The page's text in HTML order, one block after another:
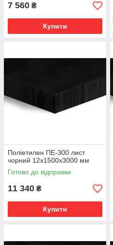
7 560 ₴
Купити
Поліетилен ПЕ-300 лист
чорний 12х1500х3000 мм
Готово до відправки
11 340 ₴
Купити